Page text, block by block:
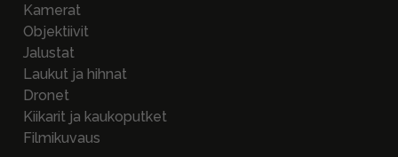
Kamerat
Objektiivit
Jalustat
Laukut ja hihnat
Dronet
Kiikarit ja kaukoputket
Filmikuvaus